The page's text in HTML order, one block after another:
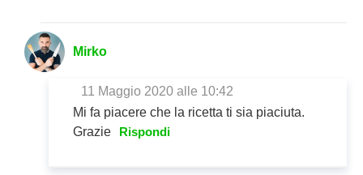
Mirko
11 Maggio 2020 alle 10:42
Mi fa piacere che la ricetta ti sia piaciuta.
Grazie
Rispondi